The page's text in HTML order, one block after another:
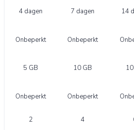
4 dagen 7 dagen 14
Onbeperkt Onbeperkt
5 GB 10 GB
Onbeperkt Onbeperkt
2 4